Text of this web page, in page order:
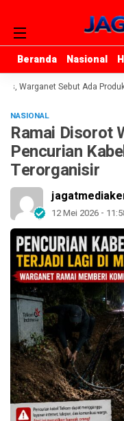
Beranda Nasional
Beranda Nasional
Warganet Sebut Ada
NASIONAL
Ramai Disorot
Pencurian
Terorganisir
12 Mei 2026 -